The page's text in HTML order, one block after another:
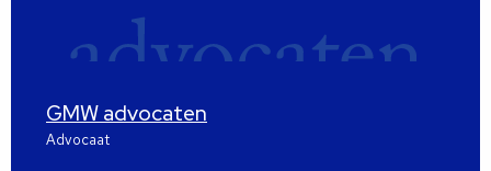
GMW advocaten
Advocaat